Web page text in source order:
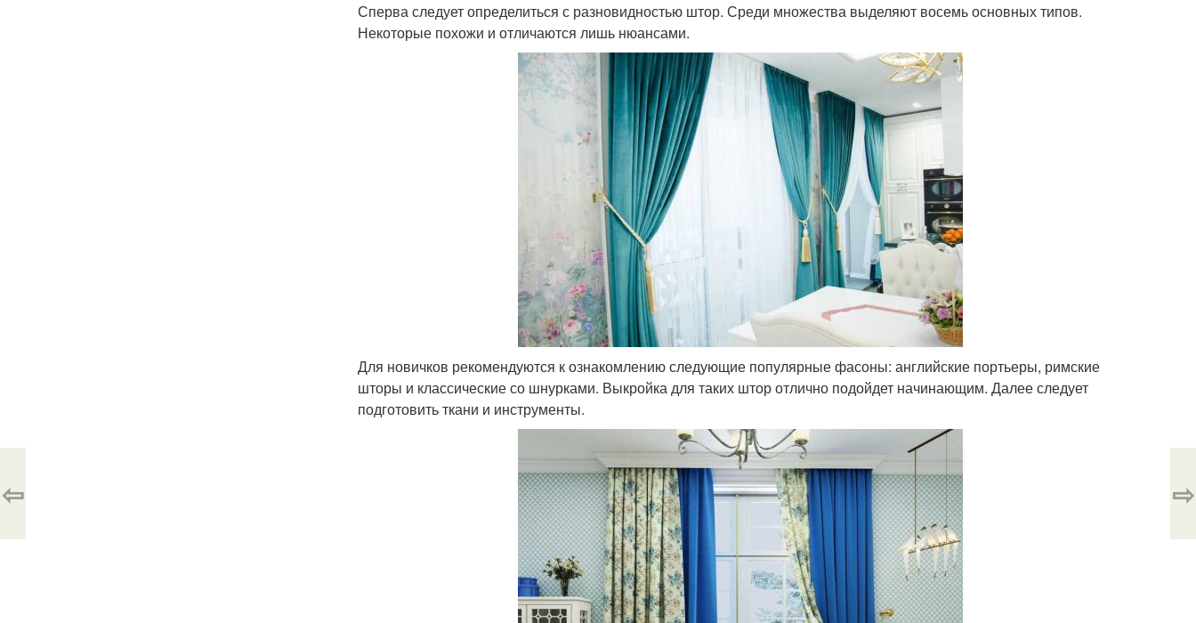
Сперва следует определиться с разновидностью штор. Среди множества выделяют восемь основных типов.
Некоторые похожи и отличаются лишь нюансами.
Для новичков рекомендуются к ознакомлению следующие популярные фасоны: английские портьеры, римские
шторы и классические со шнурками. Выкройка для таких штор отлично подойдет начинающим. Далее следует
подготовить ткани и инструменты.
⇦ ⇨